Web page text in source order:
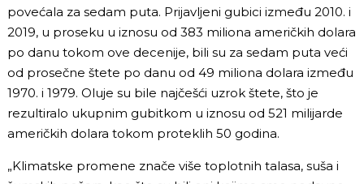
povećala za sedam puta. Prijavljeni gubici između 2010. i
2019, u proseku u iznosu od 383 miliona američkih dolara
po danu tokom ove decenije, bili su za sedam puta veći
od prosečne štete po danu od 49 miliona dolara između
1970. i 1979. Oluje su bile najčešći uzrok štete, što je
rezultiralo ukupnim gubitkom u iznosu od 521 milijarde
američkih dolara tokom proteklih 50 godina.
„Klimatske promene znače više toplotnih talasa, suša i